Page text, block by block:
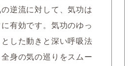
逆流に対して、気功は
有効です。気功のゆっ
した動きと深い呼吸法
身の気の巡りをスムー